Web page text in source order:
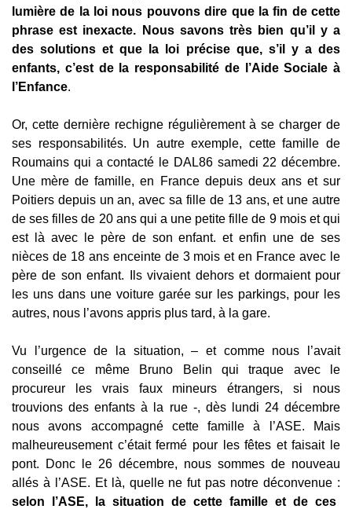
lumière de la loi nous pouvons dire que la fin de cette
phrase est inexacte. Nous savons très bien qu’il y a
des solutions et que la loi précise que, s’il y a des
enfants, c’est de la responsabilité de l’Aide Sociale à
l’Enfance.
Or, cette dernière rechigne régulièrement à se charger de
ses responsabilités. Un autre exemple, cette famille de
Roumains qui a contacté le DAL86 samedi 22 décembre.
Une mère de famille, en France depuis deux ans et sur
Poitiers depuis un an, avec sa fille de 13 ans, et une autre
de ses filles de 20 ans qui a une petite fille de 9 mois et qui
est là avec le père de son enfant. et enfin une de ses
nièces de 18 ans enceinte de 3 mois et en France avec le
père de son enfant. Ils vivaient dehors et dormaient pour
les uns dans une voiture garée sur les parkings, pour les
autres, nous l’avons appris plus tard, à la gare.
Vu l’urgence de la situation, – et comme nous l’avait
conseillé ce même Bruno Belin qui traque avec le
procureur les vrais faux mineurs étrangers, si nous
trouvions des enfants à la rue -, dès lundi 24 décembre
nous avons accompagné cette famille à l’ASE. Mais
malheureusement c’était fermé pour les fêtes et faisait le
pont. Donc le 26 décembre, nous sommes de nouveau
allés à l’ASE. Et là, quelle ne fut pas notre déconvenue :
selon l’ASE, la situation de cette famille et de ces